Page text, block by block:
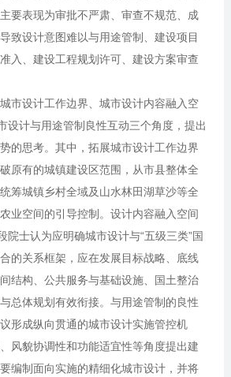
要表现为审批不严肃、审查不规范、成
致设计意图难以与用途管制、建设项目
入、建设工程规划许可、建设方案审查
市设计工作边界、城市设计内容融入空
设计与用途管制良性互动三个角度，提出
的思考。其中，拓展城市设计工作边界
原有的城镇建设区范围，从市县整体全
筹城镇乡村全域及山水林田湖草沙等全
业空间的引导控制。设计内容融入空间
院士认为应明确城市设计与“五级三类”国
的关系框架，应在发展目标战略、底线
结构、公共服务与基础设施、国土整治
总体规划有效衔接。与用途管制的良性
形成纵向贯通的城市设计实施管控机
风貌协调性和功能适宜性等角度提出建
编制面向实施的精细化城市设计，并将